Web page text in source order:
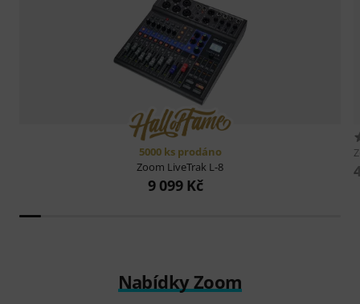
5000 ks prodáno
Zoom LiveTrak L-8
9 099 Kč
Nabídky Zoom